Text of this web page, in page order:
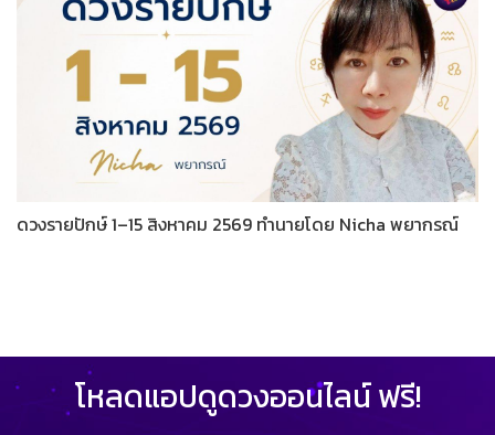
ดวงรายปักษ์ 1–15 สิงหาคม 2569 ทำนายโดย Nicha พยากรณ์
โหลดแอปดูดวงออนไลน์ ฟรี!